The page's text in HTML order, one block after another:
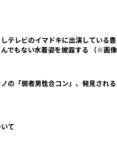
しテレビのイマドキに出演している豊
でもない水着姿を披露する （※画像
ノの「弱者男性合コン」、発見される
て